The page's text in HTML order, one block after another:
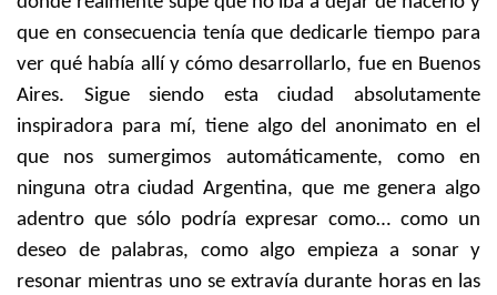
que en consecuencia tenía que dedicarle tiempo para
ver qué había allí y cómo desarrollarlo, fue en Buenos
Aires. Sigue siendo esta ciudad absolutamente
inspiradora para mí, tiene algo del anonimato en el
que nos sumergimos automáticamente, como en
ninguna otra ciudad Argentina, que me genera algo
adentro que sólo podría expresar como… como un
deseo de palabras, como algo empieza a sonar y
resonar mientras uno se extravía durante horas en las